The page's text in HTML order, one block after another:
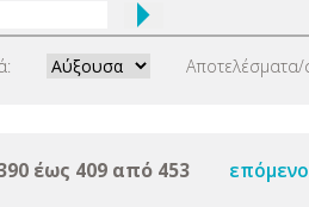
Αποτελέσματα/
έως 409 από 453